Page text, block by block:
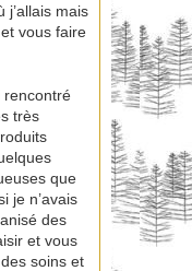
j’allais mais
vous faire
rencontré
très
que
je n’avais
des
et vous
soins et